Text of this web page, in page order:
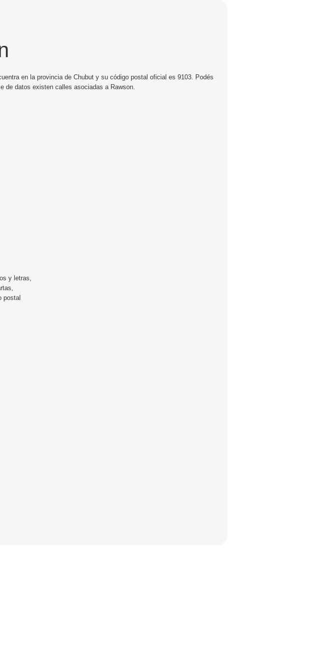
en la provincia de Chubut y su código postal oficial es 9103. Podés
de datos existen calles asociadas a Rawson.
y letras,
postal